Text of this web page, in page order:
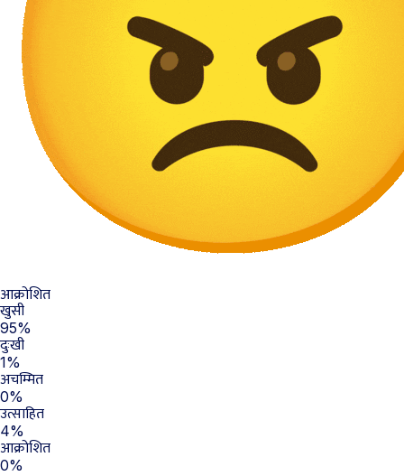
आक्रोशित
खुसी
95%
दुःखी
1%
अचम्मित
0%
उत्साहित
4%
आक्रोशित
0%